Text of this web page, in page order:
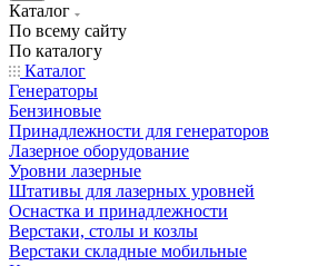
Каталог
По всему сайту
По каталогу
Каталог
Генераторы
Бензиновые
Принадлежности для генераторов
Лазерное оборудование
Уровни лазерные
Штативы для лазерных уровней
Оснастка и принадлежности
Верстаки, столы и козлы
Верстаки складные мобильные